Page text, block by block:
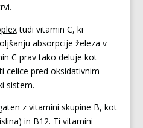
tudi vitamin C, ki
absorpcije železa v
C prav tako deluje kot
celice pred oksidativnim
sistem.
z vitamini skupine B, kot
in B12. Ti vitamini